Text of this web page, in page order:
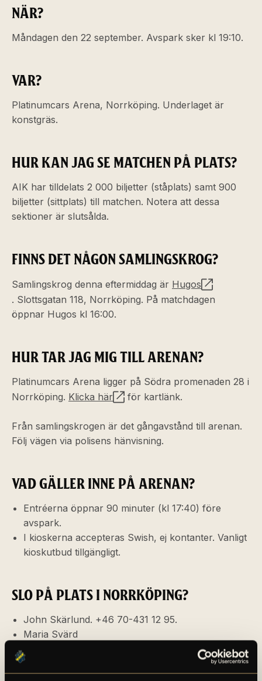
NÄR?
Måndagen den 22 september. Avspark sker kl 19:10.
VAR?
Platinumcars Arena, Norrköping. Underlaget är
konstgräs.
HUR KAN JAG SE MATCHEN PÅ PLATS?
AIK har tilldelats 2 000 biljetter (ståplats) samt 900
biljetter (sittplats) till matchen. Notera att dessa
sektioner är slutsålda.
FINNS DET NÅGON SAMLINGSKROG?
Samlingskrog denna eftermiddag är Hugos
. Slottsgatan 118, Norrköping. På matchdagen
öppnar Hugos kl 16:00.
HUR TAR JAG MIG TILL ARENAN?
Platinumcars Arena ligger på Södra promenaden 28 i
Norrköping. Klicka här för kartlänk.
Från samlingskrogen är det gångavstånd till arenan.
Följ vägen via polisens hänvisning.
VAD GÄLLER INNE PÅ ARENAN?
Entréerna öppnar 90 minuter (kl 17:40) före
avspark.
I kioskerna accepteras Swish, ej kontanter. Vanligt
kioskutbud tillgängligt.
SLO PÅ PLATS I NORRKÖPING?
John Skärlund. +46 70-431 12 95.
Maria Svärd
För kontakt med SLO innan matchdag, mejla
slo@aikfotboll.se.